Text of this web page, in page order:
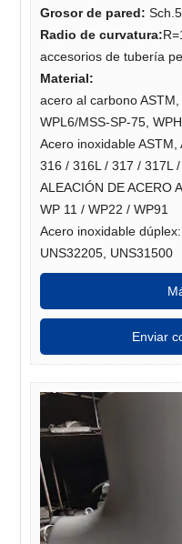
Grosor de pared:
Radio de curvatura:
accesorios de tubería
Material:
acero al carbono
WPL6/MSS-SP-75,
Acero inoxidable
316 / 316L / 317 / 317L
ALEACIÓN DE ACERO
WP 11 / WP22 / WP91
Acero inoxidable
UNS32205, UNS31500
Enviar